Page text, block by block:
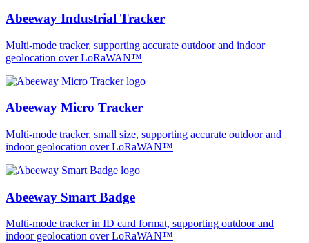
Abeeway Industrial Tracker
Multi-mode tracker, supporting accurate outdoor and indoor
geolocation over LoRaWAN™
Abeeway Micro Tracker
Multi-mode tracker, small size, supporting accurate outdoor and
indoor geolocation over LoRaWAN™
Abeeway Smart Badge
Multi-mode tracker in ID card format, supporting outdoor and
indoor geolocation over LoRaWAN™